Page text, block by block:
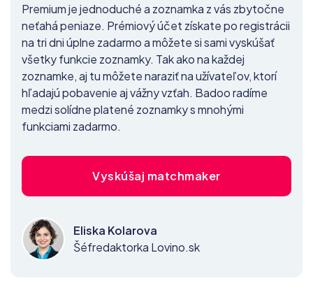
Premium je jednoduché a zoznamka z vás zbytočne
neťahá peniaze. Prémiový účet získate po registrácii
na tri dni úplne zadarmo a môžete si sami vyskúšať
všetky funkcie zoznamky. Tak ako na každej
zoznamke, aj tu môžete naraziť na užívateľov, ktorí
hľadajú pobavenie aj vážny vzťah. Badoo radíme
medzi solídne platené zoznamky s mnohými
funkciami zadarmo.
Vyskúšaj matchmaker
Eliska Kolarova
Šéfredaktorka Lovino.sk